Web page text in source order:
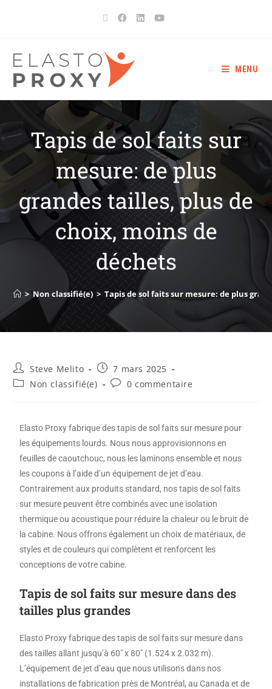
MENU
Tapis de sol faits sur
mesure: de plus
grandes tailles, plus de
choix, moins de
déchets
> Non classifié(e) > Tapis de sol faits sur mesure: de plus
Steve Melito
7 mars 2025
Non classifié(e)
0 commentaire
Elasto Proxy fabrique des tapis de sol faits sur mesure pour
les équipements lourds. Nous nous approvisionnons en
feuilles de caoutchouc, nous les laminons ensemble et nous
les coupons à l’aide d’un équipement de jet d’eau.
Contrairement aux produits standard, nos tapis de sol faits
sur mesure peuvent être combinés avec une isolation
thermique ou acoustique pour réduire la chaleur ou le bruit de
la cabine. Nous offrons également un choix de matériaux, de
styles et de couleurs qui complètent et renforcent les
conceptions de votre cabine.
Tapis de sol faits sur mesure dans des
tailles plus grandes
Elasto Proxy fabrique des tapis de sol faits sur mesure dans
des tailles allant jusqu’à 60″ x 80″ (1.524 x 2.032 m).
L’équipement de jet d’eau que nous utilisons dans nos
installations de fabrication près de Montréal, au Canada et de